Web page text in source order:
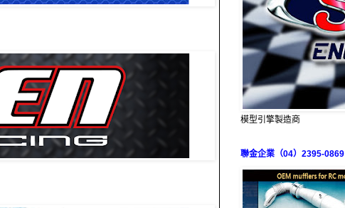
模型引擎製造商
聯金企業（04）2395-0869